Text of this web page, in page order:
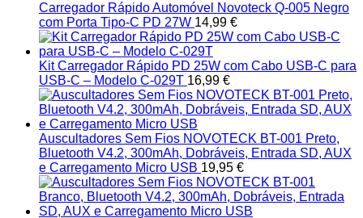
Carregador Rápido Automóvel Novoteck Q-005 Negro
com Porta Tipo-C PD 27W 14,99 €
Kit Carregador Rápido PD 25W com Cabo USB-C para
USB-C – Modelo C-029T 16,99 €
Auscultadores Sem Fios NOVOTECK BT-001 Preto,
Bluetooth V4.2, 300mAh, Dobráveis, Entrada SD, AUX
e Carregamento Micro USB 19,95 €